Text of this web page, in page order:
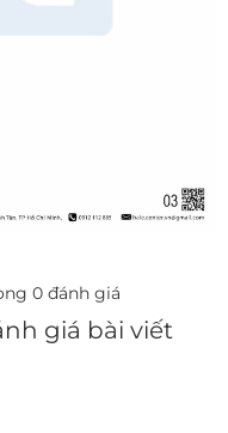
0 đánh giá
giá bài viết